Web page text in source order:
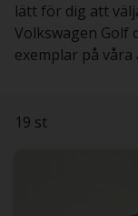
lätt för dig att
Volkswagen Golf
exemplar på
19 st